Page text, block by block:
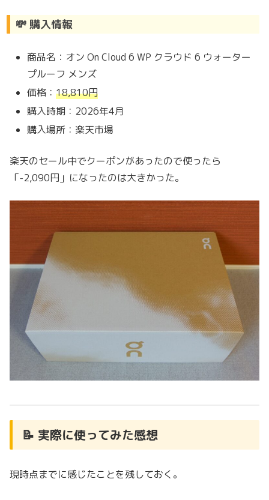
💸 購入情報
商品名：オン On Cloud 6 WP クラウド 6 ウォーター
プルーフ メンズ
価格：18,810円
購入時期：2026年4月
購入場所：楽天市場
楽天のセール中でクーポンがあったので使ったら
「-2,090円」になったのは大きかった。
📝 実際に使ってみた感想
現時点までに感じたことを残しておく。